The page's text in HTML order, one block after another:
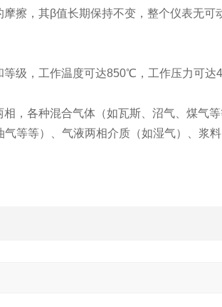
摩擦，其β值长期保持不变，整个仪表无可
级，工作温度可达850℃ ，工作压力可达
，各种混合气体（如瓦斯、沼气、煤气
等等）、气液两相介质（如湿气）、浆